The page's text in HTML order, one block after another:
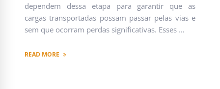
dependem dessa etapa para garantir que as
cargas transportadas possam passar pelas vias e
sem que ocorram perdas significativas. Esses …
READ MORE